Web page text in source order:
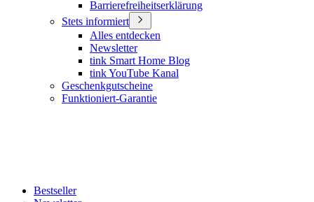
Barrierefreiheitserklärung
Stets informiert
Alles entdecken
Newsletter
tink Smart Home Blog
tink YouTube Kanal
Geschenkgutscheine
Funktioniert-Garantie
Bestseller